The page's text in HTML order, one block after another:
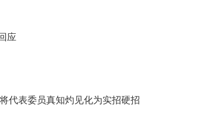
应
代表委员真知灼见化为实招硬招